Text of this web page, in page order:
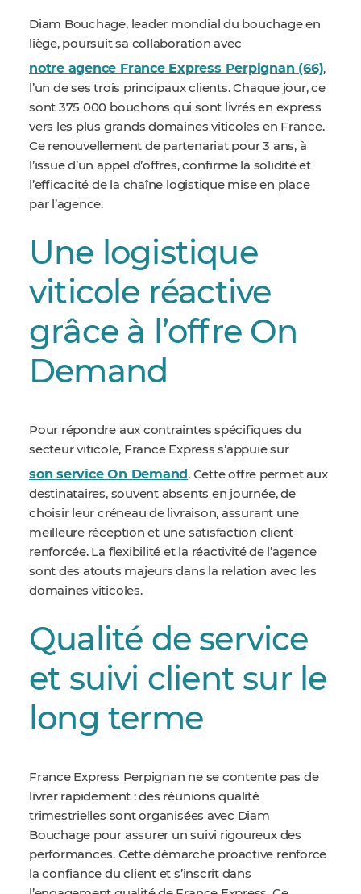
Diam Bouchage, leader mondial du bouchage en
liège, poursuit sa collaboration avec
notre agence France Express Perpignan (66),
l’un de ses trois principaux clients. Chaque jour, ce
sont 375 000 bouchons qui sont livrés en express
vers les plus grands domaines viticoles en France.
Ce renouvellement de partenariat pour 3 ans, à
l’issue d’un appel d’offres, confirme la solidité et
l’efficacité de la chaîne logistique mise en place
par l’agence.
Une logistique
viticole réactive
grâce à l’offre On
Demand
Pour répondre aux contraintes spécifiques du
secteur viticole, France Express s’appuie sur
son service On Demand. Cette offre permet aux
destinataires, souvent absents en journée, de
choisir leur créneau de livraison, assurant une
meilleure réception et une satisfaction client
renforcée. La flexibilité et la réactivité de l’agence
sont des atouts majeurs dans la relation avec les
domaines viticoles.
Qualité de service
et suivi client sur le
long terme
France Express Perpignan ne se contente pas de
livrer rapidement : des réunions qualité
trimestrielles sont organisées avec Diam
Bouchage pour assurer un suivi rigoureux des
performances. Cette démarche proactive renforce
la confiance du client et s’inscrit dans